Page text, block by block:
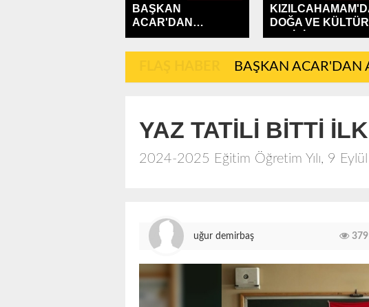
BAŞKAN
ACAR'DAN
ANLAMLI DESTEK
DOĞA VE KÜLTÜR
GEZİSİ
BAŞKAN ACAR'DAN
YAZ TATİLİ BİTTİ
2024-2025 Eğitim Öğretim Yılı, 9
uğur demirbaş 379